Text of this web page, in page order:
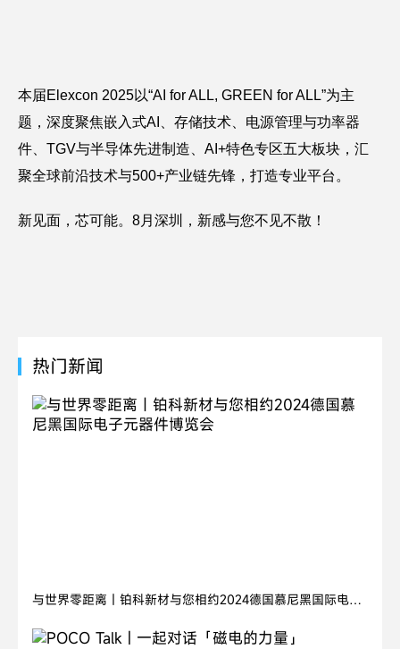
本届Elexcon 2025以“AI for ALL, GREEN for ALL”为主
题，深度聚焦嵌入式AI、存储技术、电源管理与功率器
件、TGV与半导体先进制造、AI+特色专区五大板块，汇
聚全球前沿技术与500+产业链先锋，打造专业平台。
新见面，芯可能。8月深圳，新感与您不见不散！
热门新闻
与世界零距离丨铂科新材与您相约2024德国慕尼黑国际电子